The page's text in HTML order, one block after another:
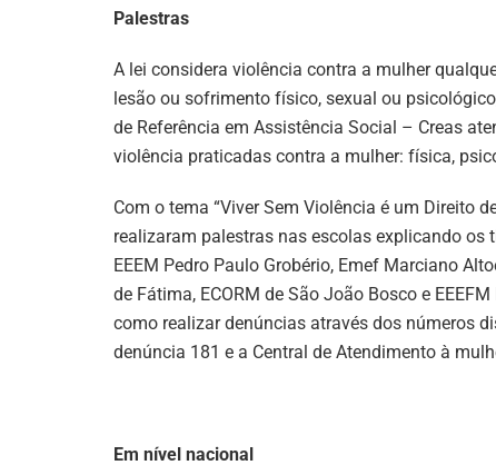
Palestras
A lei considera violência contra a mulher
lesão ou sofrimento físico, sexual ou
de Referência em Assistência Social – Creas
violência praticadas contra a mulher: física,
Com o tema “Viver Sem Violência é um Direito
realizaram palestras nas escolas explicando
EEEM Pedro Paulo Grobério, Emef Marciano
de Fátima, ECORM de São João Bosco e
como realizar denúncias através dos números
denúncia 181 e a Central de Atendimento à
Em nível nacional